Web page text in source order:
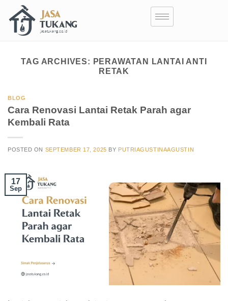
TAG ARCHIVES: PERAWATAN LANTAI ANTI
RETAK
BLOG
Cara Renovasi Lantai Retak Parah agar
Kembali Rata
POSTED ON SEPTEMBER 17, 2025 BY PUTRIAGUSTINAAGUSTIN
17
Sep